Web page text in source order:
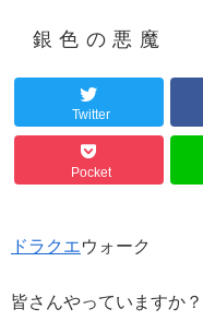
銀色の悪魔
Twitter
Pocket
ドラクエウォーク
皆さんやっていますか？